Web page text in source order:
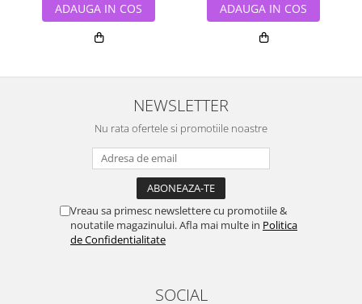
ADAUGA IN COS ADAUGA IN COS
NEWSLETTER
Nu rata ofertele si promotiile noastre
Vreau sa primesc newslettere cu promotiile &
noutatile magazinului. Afla mai multe in Politica
de Confidentialitate
SOCIAL